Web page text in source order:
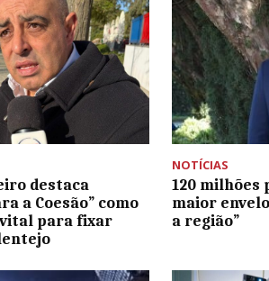
destaca
a Coesão” como
para fixar
NOTÍCIAS
120 milhões
maior
a região”